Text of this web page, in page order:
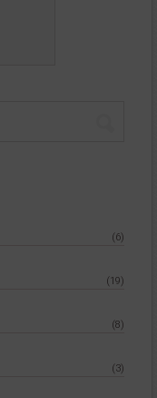
(6)
(19)
(8)
(3)